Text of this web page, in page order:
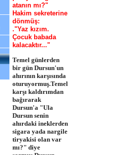
atanın mı?"
Hakim sekreterine
dönmüş:
."Yaz kızım.
Çocuk babada
kalacaktır..."
Temel günlerden
bir gün Dursun'un
ahırının karşısında
oturuyormuş.Temel
karşı kaldırımdan
bağırarak
Dursun'a "Ula
Dursun senin
ahırdaki ineklerden
sigara yada nargile
tiryakisi olan var
mı?" diye